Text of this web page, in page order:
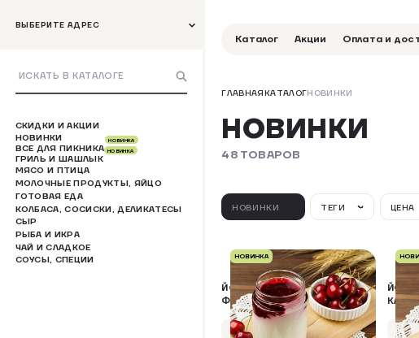
ВЫБЕРИТЕ АДРЕС
СКИДКИ И АКЦИИ
НОВИНКИ
ВСЕ ДЛЯ ПИКНИКА
НОВИНКА
ГРИЛЬ И ШАШЛЫК
НОВИНКА
МЯСО И ПТИЦА
МОЛОЧНЫЕ ПРОДУКТЫ, ЯЙЦО
ГОТОВАЯ ЕДА
КОЛБАСА, СОСИСКИ, ДЕЛИКАТЕСЫ
СЫР
РЫБА И ИКРА
ЧАЙ И СЛАДКОЕ
СОУСЫ, СПЕЦИИ
Каталог Акции Оплата и
ГЛАВНАЯКАТАЛОГНОВИНКИ
НОВИНКИ
48 ТОВАРОВ
НОВИНКИ ТЕГИ ЦЕНА
НОВИНКА
ЙОГУРТ ГРЕЧЕСКИЙ С
ФРУКТОВЫМ
НАПОЛНИТЕЛЕМ "ВИШНЯ"
Упаковка 250 г